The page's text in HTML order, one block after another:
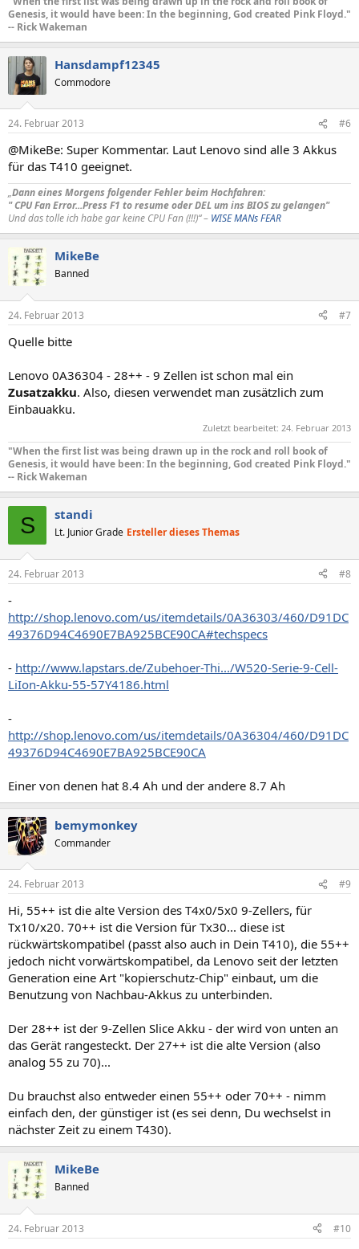
Genesis, it would have been: In the beginning, God created Pink Floyd."
-- Rick Wakeman
Hansdampf12345
Commodore
24. Februar 2013 #6
@MikeBe: Super Kommentar. Laut Lenovo sind alle 3 Akkus
für das T410 geeignet.
„Dann eines Morgens folgender Fehler beim Hochfahren:
" CPU Fan Error...Press F1 to resume oder DEL um ins BIOS zu gelangen"
Und das tolle ich habe gar keine CPU Fan (!!!)“ – WISE MANs FEAR
MikeBe
Banned
24. Februar 2013 #7
Quelle bitte
Lenovo 0A36304 - 28++ - 9 Zellen ist schon mal ein
Zusatzakku. Also, diesen verwendet man zusätzlich zum
Einbauakku.
Zuletzt bearbeitet: 24. Februar 2013
"When the first list was being drawn up in the rock and roll book of
Genesis, it would have been: In the beginning, God created Pink Floyd."
-- Rick Wakeman
S standi
Lt. Junior Grade Ersteller dieses Themas
24. Februar 2013 #8
-
http://shop.lenovo.com/us/itemdetails/0A36303/460/D91DC
49376D94C4690E7BA925BCE90CA#techspecs
- http://www.lapstars.de/Zubehoer-Thi.../W520-Serie-9-Cell-
LiIon-Akku-55-57Y4186.html
-
http://shop.lenovo.com/us/itemdetails/0A36304/460/D91DC
49376D94C4690E7BA925BCE90CA
Einer von denen hat 8.4 Ah und der andere 8.7 Ah
bemymonkey
Commander
24. Februar 2013 #9
Hi, 55++ ist die alte Version des T4x0/5x0 9-Zellers, für
Tx10/x20. 70++ ist die Version für Tx30... diese ist
rückwärtskompatibel (passt also auch in Dein T410), die 55++
jedoch nicht vorwärtskompatibel, da Lenovo seit der letzten
Generation eine Art "kopierschutz-Chip" einbaut, um die
Benutzung von Nachbau-Akkus zu unterbinden.
Der 28++ ist der 9-Zellen Slice Akku - der wird von unten an
das Gerät rangesteckt. Der 27++ ist die alte Version (also
analog 55 zu 70)...
Du brauchst also entweder einen 55++ oder 70++ - nimm
einfach den, der günstiger ist (es sei denn, Du wechselst in
nächster Zeit zu einem T430).
MikeBe
Banned
24. Februar 2013 #10